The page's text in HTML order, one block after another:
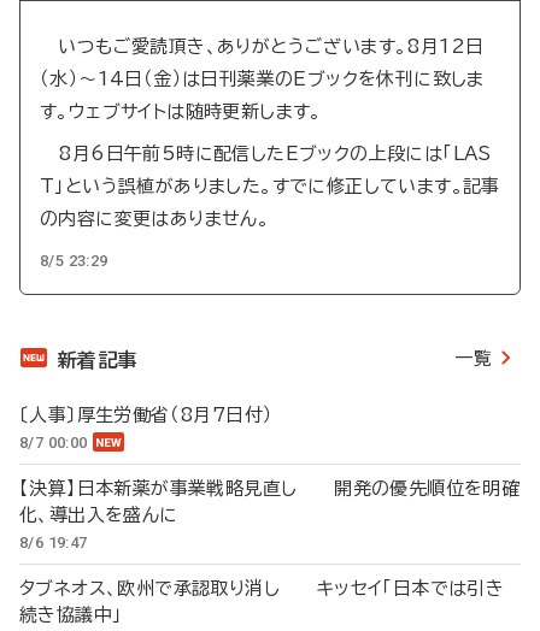
いつもご愛読頂き、ありがとうございます。8月12日
（水）～14日（金）は日刊薬業のEブックを休刊に致しま
す。ウェブサイトは随時更新します。
8月6日午前5時に配信したEブックの上段には「LAS
T」という誤植がありました。すでに修正しています。記事
の内容に変更はありません。
8/5 23:29
新着記事 一覧
〔人事〕厚生労働省（8月7日付）
8/7 00:00
【決算】日本新薬が事業戦略見直し 開発の優先順位を明確
化、導出入を盛んに
8/6 19:47
タブネオス、欧州で承認取り消し キッセイ「日本では引き
続き協議中」